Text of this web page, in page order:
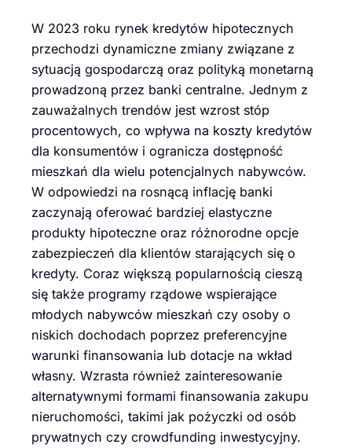
W 2023 roku rynek kredytów hipotecznych
przechodzi dynamiczne zmiany związane z
sytuacją gospodarczą oraz polityką monetarną
prowadzoną przez banki centralne. Jednym z
zauważalnych trendów jest wzrost stóp
procentowych, co wpływa na koszty kredytów
dla konsumentów i ogranicza dostępność
mieszkań dla wielu potencjalnych nabywców.
W odpowiedzi na rosnącą inflację banki
zaczynają oferować bardziej elastyczne
produkty hipoteczne oraz różnorodne opcje
zabezpieczeń dla klientów starających się o
kredyty. Coraz większą popularnością cieszą
się także programy rządowe wspierające
młodych nabywców mieszkań czy osoby o
niskich dochodach poprzez preferencyjne
warunki finansowania lub dotacje na wkład
własny. Wzrasta również zainteresowanie
alternatywnymi formami finansowania zakupu
nieruchomości, takimi jak pożyczki od osób
prywatnych czy crowdfunding inwestycyjny.